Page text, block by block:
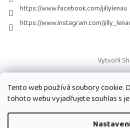
Tento web používá soubory cookie.
tohoto webu vyjadřujete souhlas s
https://www.facebook.com/jillylenau
https://www.instagram.com/
Vytvořil
Copyright 2026Paruky Jilly Lenau